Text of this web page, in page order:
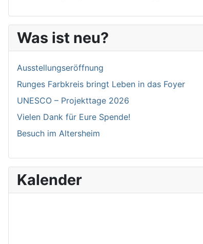
Was ist neu?
Ausstellungseröffnung
Runges Farbkreis bringt Leben in das Foyer
UNESCO – Projekttage 2026
Vielen Dank für Eure Spende!
Besuch im Altersheim
Kalender